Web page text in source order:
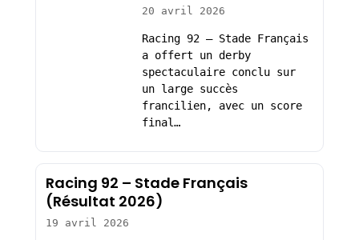
20 avril 2026
Racing 92 – Stade Français
a offert un derby
spectaculaire conclu sur
un large succès
francilien, avec un score
final…
Racing 92 – Stade Français
(Résultat 2026)
19 avril 2026